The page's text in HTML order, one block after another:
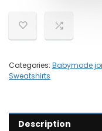
Categories: Babymode
Sweatshirts
Description